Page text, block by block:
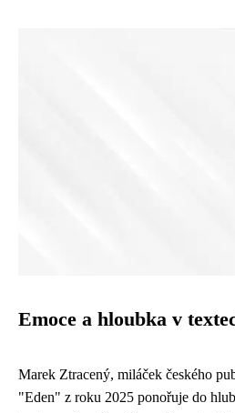
Emoce a hloubka v
Marek Ztracený, miláček českého
"Eden" z roku 2025 ponořuje do